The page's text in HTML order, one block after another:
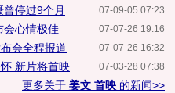
07-09-05 07:23
曾停过9个月
07-07-26 19:16
会心情极佳
07-07-26 16:32
会全程报道
07-03-28 07:38
新片将首映
更多关于 姜文 首映 的新闻>>